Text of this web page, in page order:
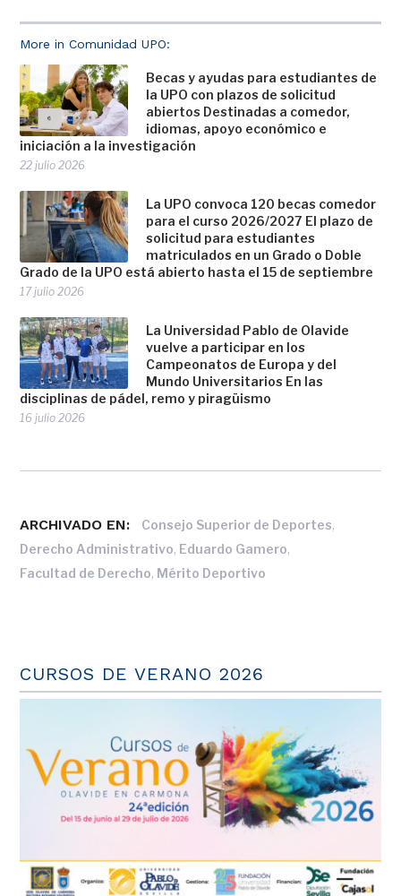
More in Comunidad UPO:
Becas y ayudas para estudiantes de
la UPO con plazos de solicitud
abiertos Destinadas a comedor,
idiomas, apoyo económico e
iniciación a la investigación
22 julio 2026
La UPO convoca 120 becas comedor
para el curso 2026/2027 El plazo de
solicitud para estudiantes
matriculados en un Grado o Doble
Grado de la UPO está abierto hasta el 15 de septiembre
17 julio 2026
La Universidad Pablo de Olavide
vuelve a participar en los
Campeonatos de Europa y del
Mundo Universitarios En las
disciplinas de pádel, remo y piragüismo
16 julio 2026
ARCHIVADO EN: Consejo Superior de Deportes,
Derecho Administrativo, Eduardo Gamero,
Facultad de Derecho, Mérito Deportivo
CURSOS DE VERANO 2026